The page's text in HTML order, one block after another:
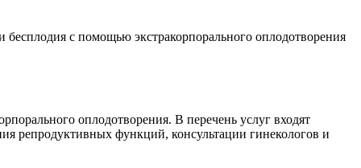
с помощью экстракорпорального оплодотворения
оплодотворения. В перечень услуг входят
репродуктивных функций, консультации гинекологов и